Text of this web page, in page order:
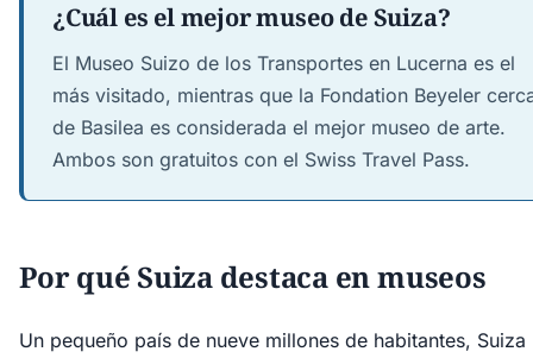
¿Cuál es el mejor museo de Suiza?
El Museo Suizo de los Transportes en Lucerna es el
más visitado, mientras que la Fondation Beyeler
de Basilea es considerada el mejor museo de arte.
Ambos son gratuitos con el Swiss Travel Pass.
Por qué Suiza destaca en museos
Un pequeño país de nueve millones de habitantes, Suiza